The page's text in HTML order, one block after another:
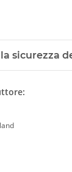
sicurezza